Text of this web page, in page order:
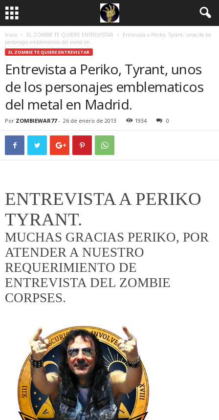
Inicio EL ZOMBIE TE QUIERE ENTREVISTAR
Entrevista a Periko, Tyrant, unos de los
personajes emblematicos del metal en...
EL ZOMBIE TE QUIERE ENTREVISTAR
Entrevista a Periko, Tyrant, unos
de los personajes emblematicos
del metal en Madrid.
Por ZOMBIEWAR77- 26 de enero de 2013 1934 0
ENTREVISTA A PERIKO
TYRANT.
MUCHAS GRACIAS PERIKO, POR
ATENDER A NUESTRO
REQUERIMIENTO DE
ENTREVISTA DEL ZOMBIE
CORPSES.